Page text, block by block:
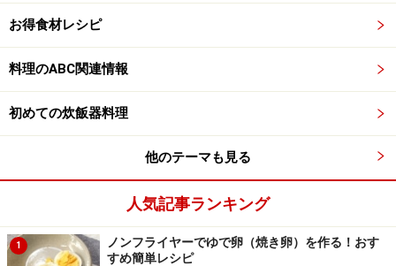
お得食材レシピ
料理のABC関連情報
初めての炊飯器料理
他のテーマも見る
人気記事ランキング
1
ノンフライヤーでゆで卵（焼き卵）を作る！おす
すめ簡単レシピ